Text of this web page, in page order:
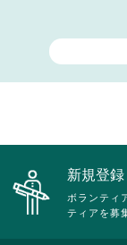
新規登録
ボランティ
ティアを募